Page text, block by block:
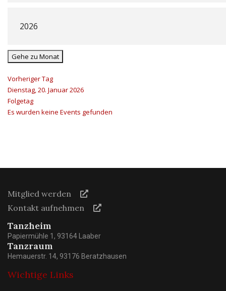
Gehe zu Monat
Vorheriger Tag
Dienstag, 20. Januar 2026
Folgetag
Es wurden keine Events gefunden
Mitglied werden
Kontakt aufnehmen
Tanzheim
Papiermühle 1, 93164 Laaber
Tanzraum
Hemauerstr. 14, 93176 Beratzhausen
Wichtige Links